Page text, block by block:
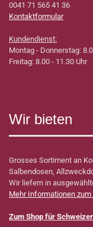
0041 71 565 41 36
Kontaktformular
Kundendienst:
Montag - Donnerstag:
Freitag: 8.00 - 11.30 Uhr
Wir bieten
Grosses Sortiment an
Salbendosen,
Wir liefern in
Mehr Informationen zum
Zum Shop für